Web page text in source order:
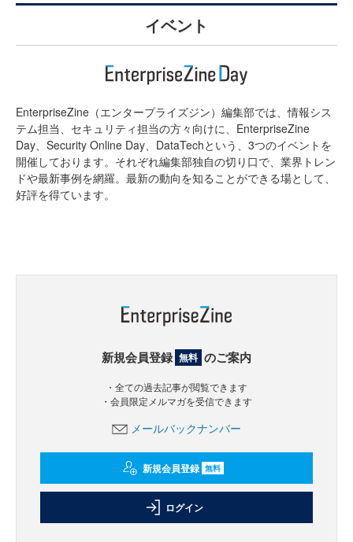
イベント
EnterpriseZine（エンタープライズジン）編集部では、情報シス
テム担当、セキュリティ担当の方々向けに、EnterpriseZine
Day、Security Online Day、DataTechという、3つのイベントを
開催しております。それぞれ編集部独自の切り口で、業界トレン
ドや最新事例を網羅。最新の動向を知ることができる場として、
好評を得ています。
新規会員登録 無料 のご案内
・全ての過去記事が閲覧できます
・会員限定メルマガを受信できます
メールバックナンバー
新規会員登録 無料
ログイン